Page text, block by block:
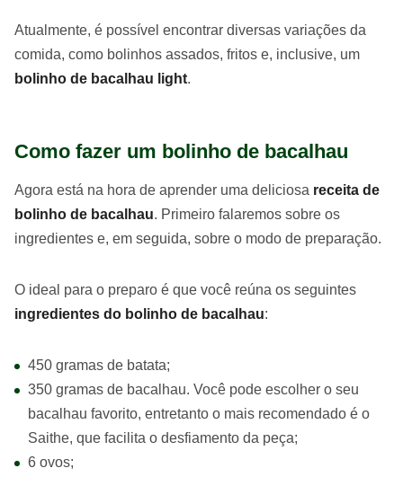
Atualmente, é possível encontrar diversas variações da
comida, como bolinhos assados, fritos e, inclusive, um
bolinho de bacalhau light.
Como fazer um bolinho de bacalhau
Agora está na hora de aprender uma deliciosa receita de
bolinho de bacalhau. Primeiro falaremos sobre os
ingredientes e, em seguida, sobre o modo de preparação.
O ideal para o preparo é que você reúna os seguintes
ingredientes do bolinho de bacalhau:
450 gramas de batata;
350 gramas de bacalhau. Você pode escolher o seu
bacalhau favorito, entretanto o mais recomendado é o
Saithe, que facilita o desfiamento da peça;
6 ovos;